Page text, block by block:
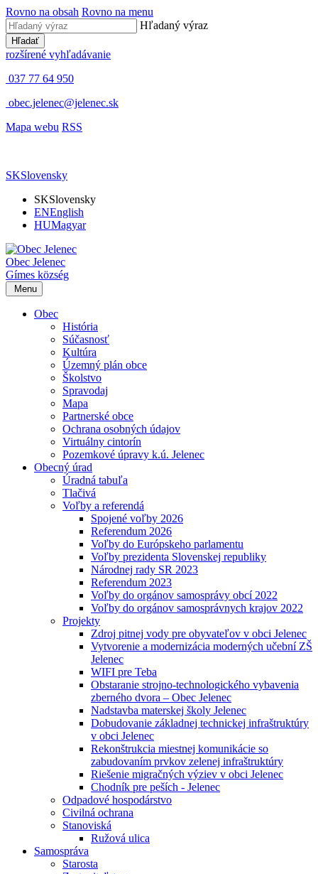
Rovno na obsah Rovno na menu
Hľadaný výraz
Hľadať
rozšírené vyhľadávanie
037 77 64 950
obec.jelenec@jelenec.sk
Mapa webu RSS
SKSlovensky
SKSlovensky
ENEnglish
HUMagyar
Obec Jelenec
Gímes község
Menu
Obec
História
Súčasnosť
Kultúra
Územný plán obce
Školstvo
Spravodaj
Mapa
Partnerské obce
Ochrana osobných údajov
Virtuálny cintorín
Pozemkové úpravy k.ú. Jelenec
Obecný úrad
Úradná tabuľa
Tlačivá
Voľby a referendá
Spojené voľby 2026
Referendum 2026
Voľby do Európskeho parlamentu
Voľby prezidenta Slovenskej republiky
Národnej rady SR 2023
Referendum 2023
Voľby do orgánov samosprávy obcí 2022
Voľby do orgánov samosprávnych krajov 2022
Projekty
Zdroj pitnej vody pre obyvateľov v obci Jelenec
Vytvorenie a modernizácia moderných učební ZŠ
Jelenec
WIFI pre Teba
Obstaranie strojno-technologického vybavenia
zberného dvora – Obec Jelenec
Nadstavba materskej školy Jelenec
Dobudovanie základnej technickej infraštruktúry
v obci Jelenec
Rekonštrukcia miestnej komunikácie so
zabudovaním prvkov zelenej infraštruktúry
Riešenie migračných výziev v obci Jelenec
Chodník pre peších - Jelenec
Odpadové hospodárstvo
Civilná ochrana
Stanoviská
Ružová ulica
Samospráva
Starosta